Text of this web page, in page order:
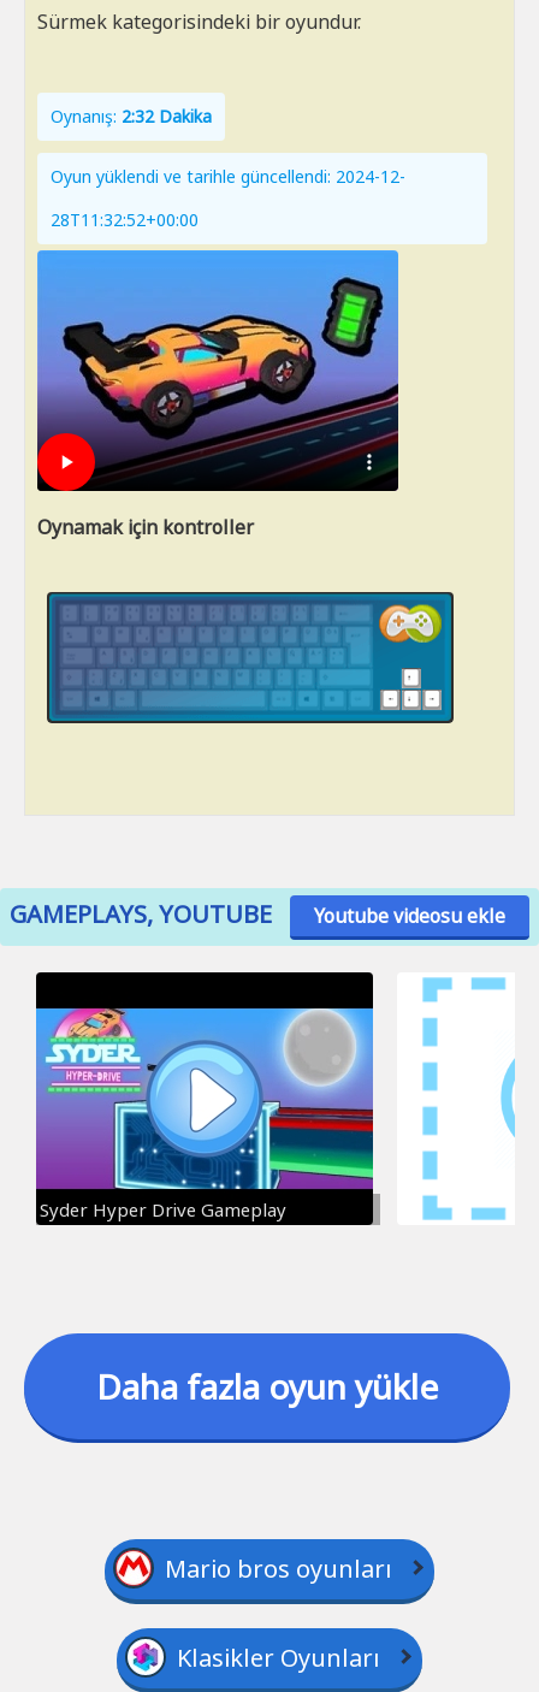
Sürmek kategorisindeki bir oyundur.
Oynanış: 2:32 Dakika
Oyun yüklendi ve tarihle güncellendi: 2024-12-
28T11:32:52+00:00
Oynamak için kontroller
GAMEPLAYS, YOUTUBE Youtube videosu ekle
Syder Hyper Drive Gameplay
Daha fazla oyun yükle
Mario bros oyunları
Klasikler Oyunları